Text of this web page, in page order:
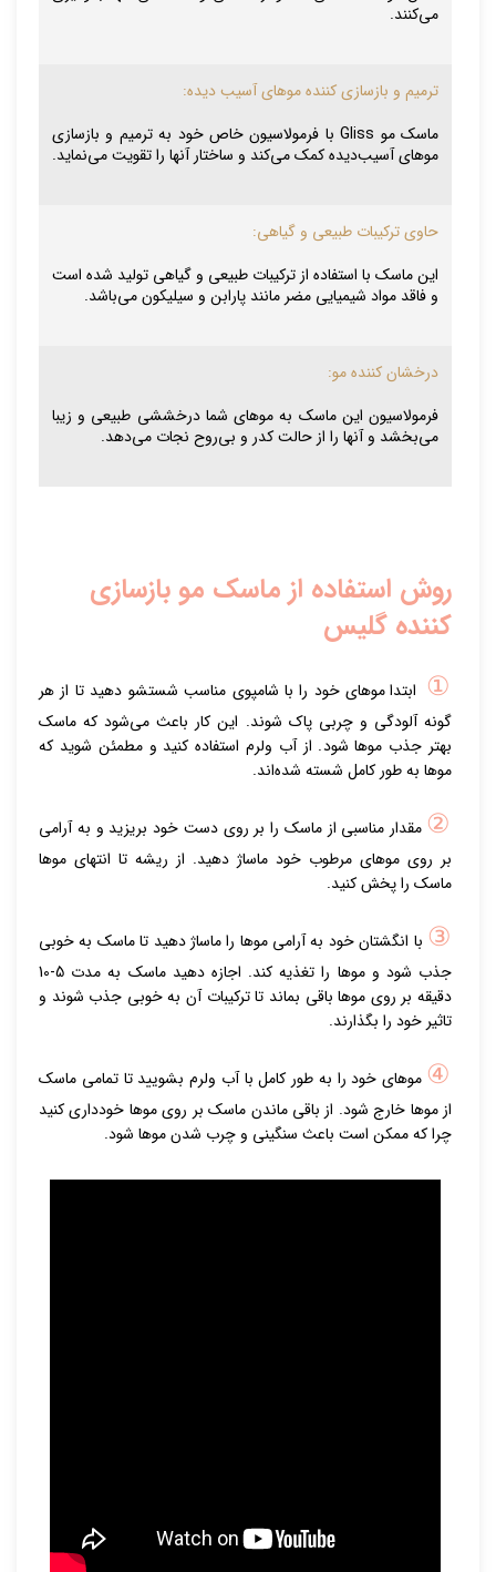
می‌کنند.
ترمیم و بازسازی کننده موهای آسیب دیده:
ماسک مو Gliss با فرمولاسیون خاص خود به ترمیم و بازسازی
موهای آسیب‌دیده کمک می‌کند و ساختار آنها را تقویت می‌نماید.
حاوی ترکیبات طبیعی و گیاهی:
این ماسک با استفاده از ترکیبات طبیعی و گیاهی تولید شده است
و فاقد مواد شیمیایی مضر مانند پارابن و سیلیکون می‌باشد.
درخشان کننده مو:
فرمولاسیون این ماسک به موهای شما درخششی طبیعی و زیبا
می‌بخشد و آنها را از حالت کدر و بی‌روح نجات می‌دهد.
روش استفاده از ماسک مو بازسازی
کننده گلیس
① ابتدا موهای خود را با شامپوی مناسب شستشو دهید تا از هر
گونه آلودگی و چربی پاک شوند. این کار باعث می‌شود که ماسک
بهتر جذب موها شود. از آب ولرم استفاده کنید و مطمئن شوید که
موها به طور کامل شسته شده‌اند.
② مقدار مناسبی از ماسک را بر روی دست خود بریزید و به آرامی
بر روی موهای مرطوب خود ماساژ دهید. از ریشه تا انتهای موها
ماسک را پخش کنید.
③ با انگشتان خود به آرامی موها را ماساژ دهید تا ماسک به خوبی
جذب شود و موها را تغذیه کند. اجازه دهید ماسک به مدت 5-10
دقیقه بر روی موها باقی بماند تا ترکیبات آن به خوبی جذب شوند و
تاثیر خود را بگذارند.
④ موهای خود را به طور کامل با آب ولرم بشویید تا تمامی ماسک
از موها خارج شود. از باقی ماندن ماسک بر روی موها خودداری کنید
چرا که ممکن است باعث سنگینی و چرب شدن موها شود.